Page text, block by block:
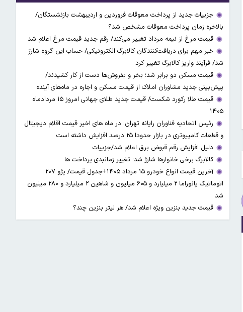
جزییات جدید از پرداخت معوقات فروردین و اردیبهشت بازنشستگان/
بالاخره زمان پرداخت معوقات مشخص شد؟
قیمت مرغ از نیمه مرداد تغییر می‌کند/ رقم جدید قیمت مرغ اعلام شد
خبر مهم برای دریافت‌کنندگان کالابرگ الکترونیکی/ حساب این گروه شارژ
شد/ فرآیند واریز کالابرگ تغییر کرد
قیمت مسکن دو برابر شد؛ بخر و بفروش‌ها دست از کار کشیدند/
پیش‌بینی جدید مشاوران املاک از قیمت مسکن و اجاره‌ در ماه‌های آینده
قیمت طلا رکورد شکست/ قیمت جدید طلای جهانی امروز ۱۵ مردادماه
۱۴۰۵
رئیس اتحادیه فناوران رایانه تهران: در ماه های اخیر قیمت اقلام دیجیتال
و قطعات کامپیوتری در بازار حدودا ۲۵ درصد افزایش داشته است
دلیل افزایش رقم قبوض برق اعلام شد/جزییات
کالابرگ برخی خانوارها شارژ شد؛ تغییر زمانبدی پرداخت ها
آخرین قیمت انواع خودرو ۱۵ مرداد ۱۴۰۵+جدول قیمت/ پژو ۲۰۷
اتوماتیک پانوراما ۲ میلیارد و ۶۰۵ میلیون و شاهین ۲ میلیارد و ۲۸۰ میلیون
شد
قیمت جدید بنزین ویژه اعلام شد/ هر لیتر بنزین چند؟